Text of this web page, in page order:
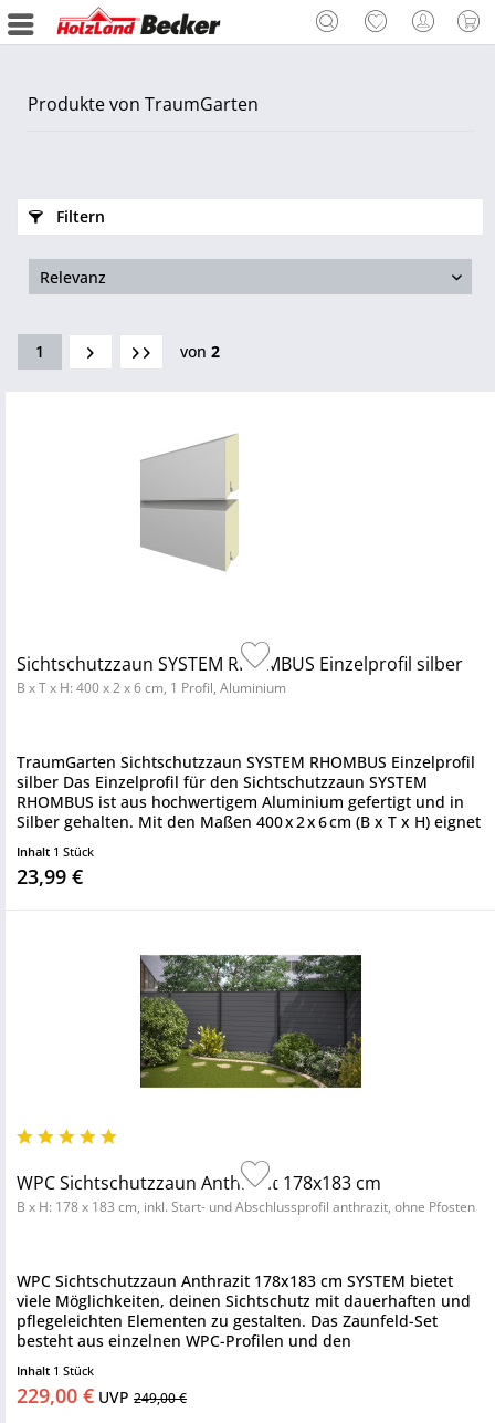
Produkte von TraumGarten
Filtern
1 von 2
Sichtschutzzaun SYSTEM RHOMBUS Einzelprofil silber
B x T x H: 400 x 2 x 6 cm, 1 Profil, Aluminium
TraumGarten Sichtschutzzaun SYSTEM RHOMBUS Einzelprofil
silber Das Einzelprofil für den Sichtschutzzaun SYSTEM
RHOMBUS ist aus hochwertigem Aluminium gefertigt und in
Silber gehalten. Mit den Maßen 400 x 2 x 6 cm (B x T x H) eignet
Inhalt 1 Stück
23,99 €
WPC Sichtschutzzaun Anthrazit 178x183 cm
B x H: 178 x 183 cm, inkl. Start- und Abschlussprofil anthrazit, ohne Pfosten
WPC Sichtschutzzaun Anthrazit 178x183 cm SYSTEM bietet
viele Möglichkeiten, deinen Sichtschutz mit dauerhaften und
pflegeleichten Elementen zu gestalten. Das Zaunfeld-Set
besteht aus einzelnen WPC-Profilen und den
Inhalt 1 Stück
229,00 € UVP 249,00 €